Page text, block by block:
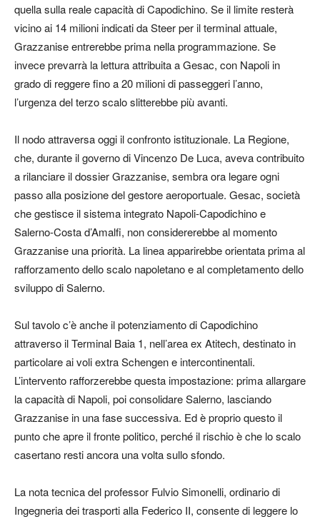
quella sulla reale capacità di Capodichino. Se il limite resterà
vicino ai 14 milioni indicati da Steer per il terminal attuale,
Grazzanise entrerebbe prima nella programmazione. Se
invece prevarrà la lettura attribuita a Gesac, con Napoli in
grado di reggere fino a 20 milioni di passeggeri l’anno,
l’urgenza del terzo scalo slitterebbe più avanti.
Il nodo attraversa oggi il confronto istituzionale. La Regione,
che, durante il governo di Vincenzo De Luca, aveva contribuito
a rilanciare il dossier Grazzanise, sembra ora legare ogni
passo alla posizione del gestore aeroportuale. Gesac, società
che gestisce il sistema integrato Napoli-Capodichino e
Salerno-Costa d’Amalfi, non considererebbe al momento
Grazzanise una priorità. La linea apparirebbe orientata prima al
rafforzamento dello scalo napoletano e al completamento dello
sviluppo di Salerno.
Sul tavolo c’è anche il potenziamento di Capodichino
attraverso il Terminal Baia 1, nell’area ex Atitech, destinato in
particolare ai voli extra Schengen e intercontinentali.
L’intervento rafforzerebbe questa impostazione: prima allargare
la capacità di Napoli, poi consolidare Salerno, lasciando
Grazzanise in una fase successiva. Ed è proprio questo il
punto che apre il fronte politico, perché il rischio è che lo scalo
casertano resti ancora una volta sullo sfondo.
La nota tecnica del professor Fulvio Simonelli, ordinario di
Ingegneria dei trasporti alla Federico II, consente di leggere lo